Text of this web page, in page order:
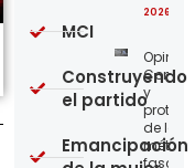
2026-
y
de los
MCI
Construyendo
el partido
Emancipación